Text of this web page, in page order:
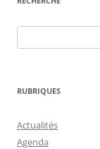
RUBRIQUES
Actualités
Agenda